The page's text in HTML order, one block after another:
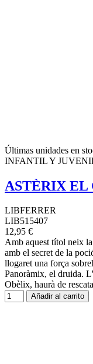
Últimas unidades en
INFANTIL Y
ASTÈRIX EL
LIBFERRER
LIB515407
12,95 €
Amb aquest títol neix
amb el secret de la
llogaret una força
Panoràmix, el druida.
Obèlix, haurà de
Añadir al carrito